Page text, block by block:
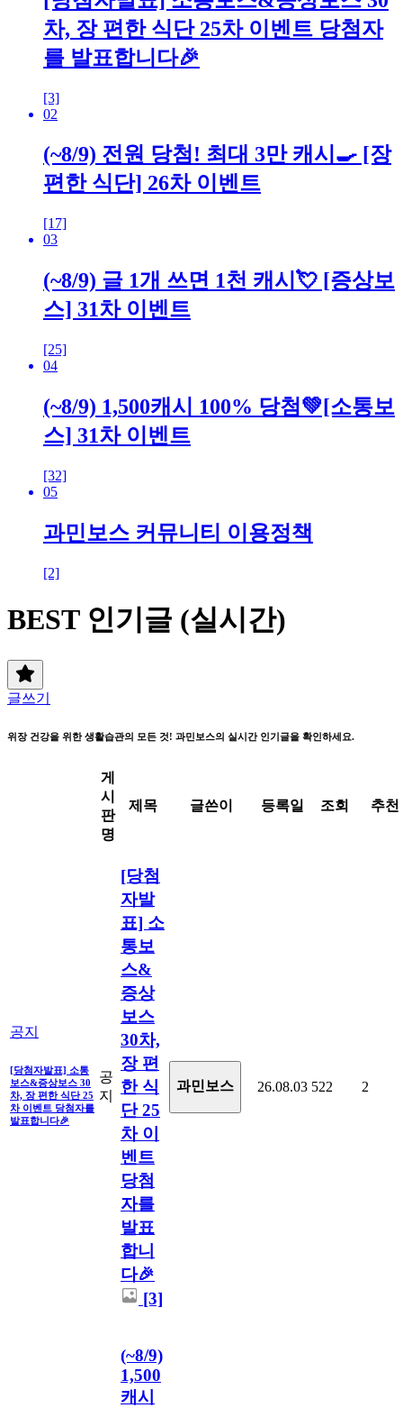
차, 장 편한 식단 25차 이벤트 당첨자
를 발표합니다🎉
[3]
02
(~8/9) 전원 당첨! 최대 3만 캐시🍳 [장
편한 식단] 26차 이벤트
[17]
03
(~8/9) 글 1개 쓰면 1천 캐시💘 [증상보
스] 31차 이벤트
[25]
04
(~8/9) 1,500캐시 100% 당첨💚[소통보
스] 31차 이벤트
[32]
05
과민보스 커뮤니티 이용정책
[2]
BEST 인기글 (실시간)
글쓰기
위장 건강을 위한 생활습관의 모든 것! 과민보스의 실시간 인기글을 확인하세요.
게
시
판
명
제목 글쓴이 등록일 조회 추천
공지
[당첨자발표] 소통
보스&증상보스 30
차, 장 편한 식단 25
차 이벤트 당첨자를
발표합니다🎉
공
지
[당첨
자발
표] 소
통보
스&
증상
보스
30차,
장 편
한 식
단 25
차 이
벤트
당첨
자를
발표
합니
다🎉
[3]
과민보스 26.08.03 522 2
(~8/9)
1,500
캐시